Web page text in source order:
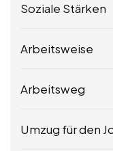
Soziale Stärken
Arbeitsweise
Arbeitsweg
Umzug für den